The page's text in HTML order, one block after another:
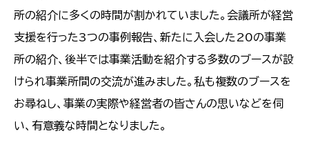
所の紹介に多くの時間が割かれていました。会議所が経営
支援を行った3つの事例報告、新たに入会した20の事業
所の紹介、後半では事業活動を紹介する多数のブースが設
けられ事業所間の交流が進みました。私も複数のブースを
お尋ねし、事業の実際や経営者の皆さんの思いなどを伺
い、有意義な時間となりました。